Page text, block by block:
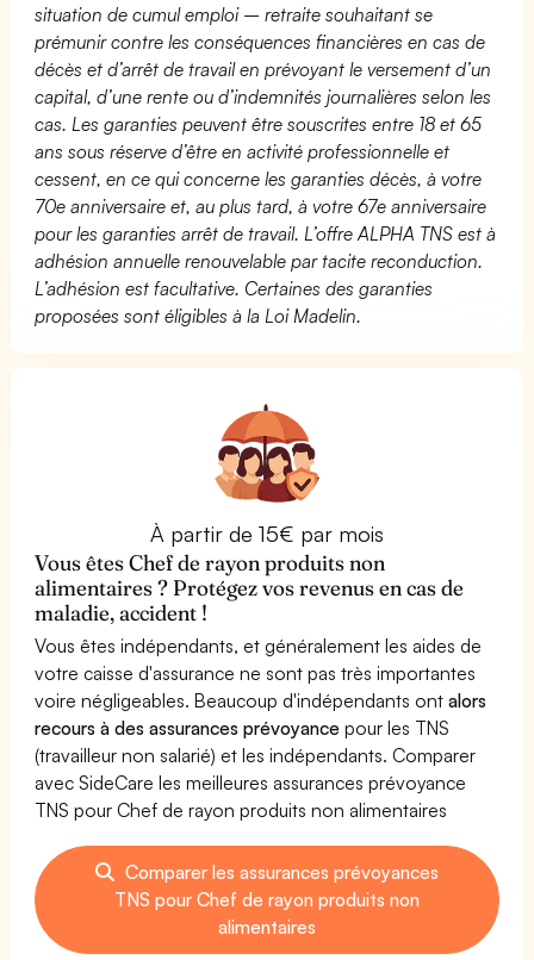
situation de cumul emploi – retraite souhaitant se
prémunir contre les conséquences financières en cas de
décès et d’arrêt de travail en prévoyant le versement d’un
capital, d’une rente ou d’indemnités journalières selon les
cas. Les garanties peuvent être souscrites entre 18 et 65
ans sous réserve d’être en activité professionnelle et
cessent, en ce qui concerne les garanties décès, à votre
70e anniversaire et, au plus tard, à votre 67e anniversaire
pour les garanties arrêt de travail. L’offre ALPHA TNS est à
adhésion annuelle renouvelable par tacite reconduction.
L’adhésion est facultative. Certaines des garanties
proposées sont éligibles à la Loi Madelin.
À partir de 15€ par mois
Vous êtes Chef de rayon produits non
alimentaires ? Protégez vos revenus en cas de
maladie, accident !
Vous êtes indépendants, et généralement les aides de
votre caisse d'assurance ne sont pas très importantes
voire négligeables. Beaucoup d'indépendants ontalors
recours à des assurances prévoyance pour les TNS
(travailleur non salarié) et les indépendants. Comparer
avec SideCare les meilleures assurances prévoyance
TNS pour Chef de rayon produits non alimentaires
Comparer les assurances prévoyances
TNS pour Chef de rayon produits non
alimentaires